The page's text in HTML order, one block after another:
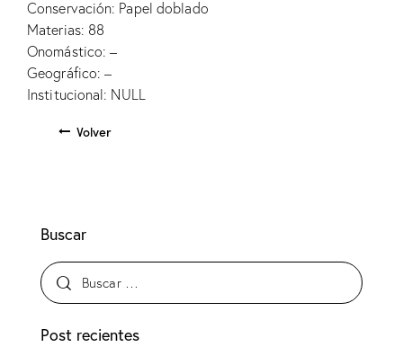
Conservación: Papel doblado
Materias: 88
Onomástico: –
Geográfico: –
Institucional: NULL
Volver
Buscar
Post recientes